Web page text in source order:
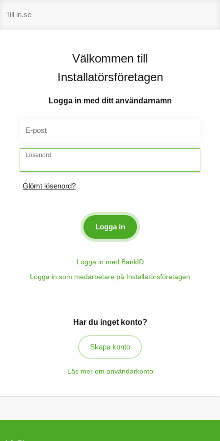
innehåll
Till in.se
Välkommen till
Installatörsföretagen
Logga in med ditt användarnamn
E-post
Lösenord
Glömt lösenord?
Logga in med BankID
Logga in som medarbetare på Installatörsföretagen
Har du inget konto?
Skapa konto
Läs mer om användarkonto